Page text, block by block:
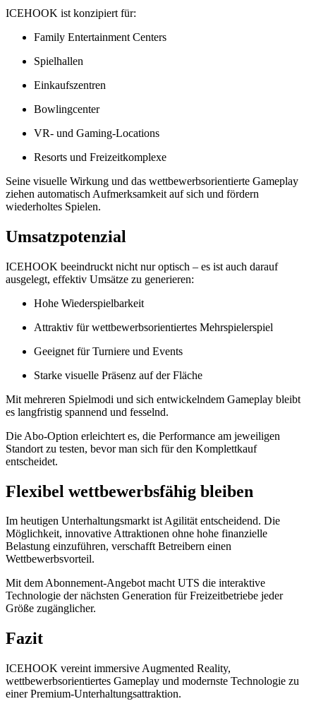
ICEHOOK ist konzipiert für:
Family Entertainment Centers
Spielhallen
Einkaufszentren
Bowlingcenter
VR- und Gaming-Locations
Resorts und Freizeitkomplexe
Seine visuelle Wirkung und das wettbewerbsorientierte Gameplay
ziehen automatisch Aufmerksamkeit auf sich und fördern
wiederholtes Spielen.
Umsatzpotenzial
ICEHOOK beeindruckt nicht nur optisch – es ist auch darauf
ausgelegt, effektiv Umsätze zu generieren:
Hohe Wiederspielbarkeit
Attraktiv für wettbewerbsorientiertes Mehrspielerspiel
Geeignet für Turniere und Events
Starke visuelle Präsenz auf der Fläche
Mit mehreren Spielmodi und sich entwickelndem Gameplay bleibt
es langfristig spannend und fesselnd.
Die Abo-Option erleichtert es, die Performance am jeweiligen
Standort zu testen, bevor man sich für den Komplettkauf
entscheidet.
Flexibel wettbewerbsfähig bleiben
Im heutigen Unterhaltungsmarkt ist Agilität entscheidend. Die
Möglichkeit, innovative Attraktionen ohne hohe finanzielle
Belastung einzuführen, verschafft Betreibern einen
Wettbewerbsvorteil.
Mit dem Abonnement-Angebot macht UTS die interaktive
Technologie der nächsten Generation für Freizeitbetriebe jeder
Größe zugänglicher.
Fazit
ICEHOOK vereint immersive Augmented Reality,
wettbewerbsorientiertes Gameplay und modernste Technologie zu
einer Premium-Unterhaltungsattraktion.